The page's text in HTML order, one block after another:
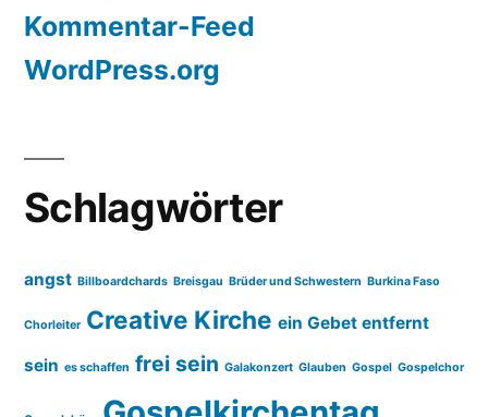
Kommentar-Feed
WordPress.org
Schlagwörter
angst Billboardchards Breisgau Brüder und Schwestern Burkina Faso
Chorleiter Creative Kirche ein Gebet entfernt
sein es schaffen frei sein Galakonzert Glauben Gospel Gospelchor